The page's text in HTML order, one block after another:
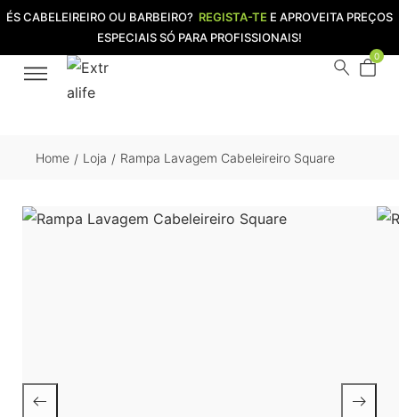
ÉS CABELEIREIRO OU BARBEIRO? REGISTA-TE E APROVEITA PREÇOS
ESPECIAIS SÓ PARA PROFISSIONAIS!
0
Home / Loja / Rampa Lavagem Cabeleireiro Square